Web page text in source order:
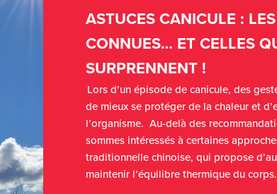
ASTUCES CANICULE :
CONNUES… ET CELLES
SURPRENNENT !
Lors d’un épisode de canicule, des
de mieux se protéger de la chaleur et
l’organisme. Au-delà des
sommes intéressés à certaines
traditionnelle chinoise, qui propose
maintenir l’équilibre thermique du corps.